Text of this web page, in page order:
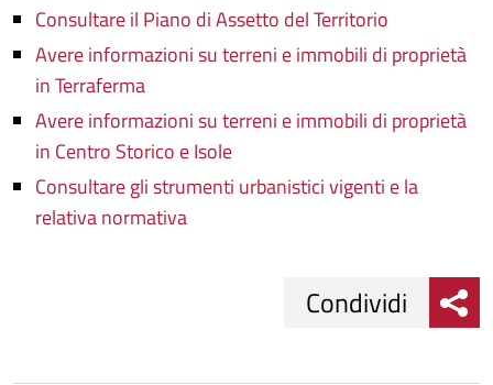
Consultare il Piano di Assetto del Territorio
Avere informazioni su terreni e immobili di proprietà
in Terraferma
Avere informazioni su terreni e immobili di proprietà
in Centro Storico e Isole
Consultare gli strumenti urbanistici vigenti e la
relativa normativa
Condividi